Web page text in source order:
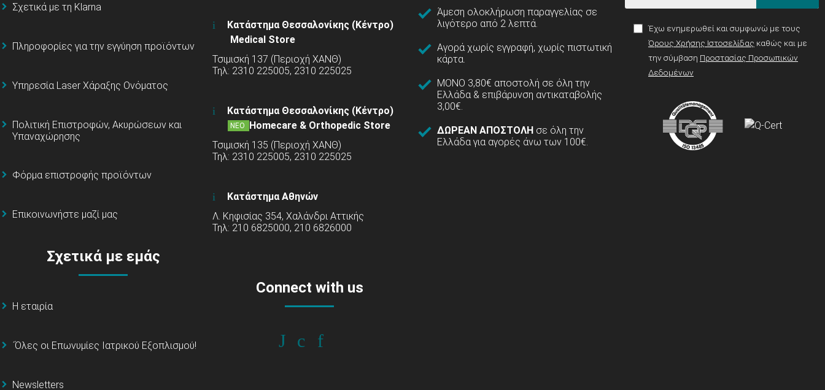
Σχετικά με τη Klarna
Πληροφορίες για την εγγύηση προϊόντων
Υπηρεσία Laser Χάραξης Ονόματος
Πολιτική Επιστροφών, Ακυρώσεων και
Υπαναχώρησης
Φόρμα επιστροφής προϊόντων
Επικοινωνήστε μαζί μας
Σχετικά με εμάς
Η εταιρία
΄Όλες οι Επωνυμίες Ιατρικού Εξοπλισμού!
Newsletters
Κατάστημα Θεσσαλονίκης (Κέντρο)
Medical Store
Τσιμισκή 137 (Περιοχή ΧΑΝΘ)
Τηλ: 2310 225005, 2310 225025
Κατάστημα Θεσσαλονίκης (Κέντρο)
ΝΕΟ
Homecare & Orthopedic Store
Τσιμισκή 135 (Περιοχή ΧΑΝΘ)
Τηλ: 2310 225005, 2310 225025
Κατάστημα Αθηνών
Λ. Κηφισίας 354, Χαλάνδρι Αττικής
Τηλ: 210 6825000, 210 6826000
Connect with us
Άμεση ολοκλήρωση παραγγελίας σε
λιγότερο από 2 λεπτά.
Αγορά χωρίς εγγραφή, χωρίς πιστωτική
κάρτα.
ΜΟΝΟ 3,80€ αποστολή σε όλη την
Ελλάδα & επιβάρυνση αντικαταβολής
3,00€.
ΔΩΡΕΑΝ ΑΠΟΣΤΟΛΗ σε όλη την
Ελλάδα για αγορές άνω των 100€.
Έχω ενημερωθεί και συμφωνώ με τους
Όρους Χρήσης Ιστοσελίδας καθώς και με
την σύμβαση Προστασίας Προσωπικών
Δεδομένων